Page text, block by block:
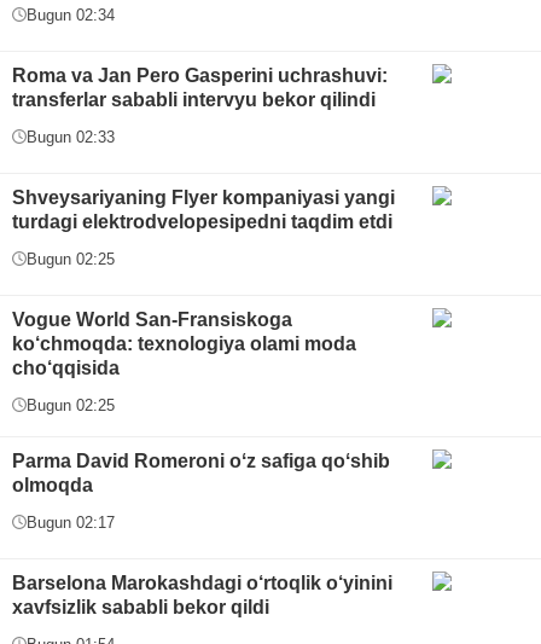
Bugun 02:34
Roma va Jan Pero Gasperini uchrashuvi:
transferlar sababli intervyu bekor qilindi
Bugun 02:33
Shveysariyaning Flyer kompaniyasi yangi
turdagi elektrodvelopesipedni taqdim etdi
Bugun 02:25
Vogue World San-Fransiskoga
ko‘chmoqda: texnologiya olami moda
cho‘qqisida
Bugun 02:25
Parma David Romeroni oʻz safiga qoʻshib
olmoqda
Bugun 02:17
Barselona Marokashdagi o‘rtoqlik o‘yinini
xavfsizlik sababli bekor qildi